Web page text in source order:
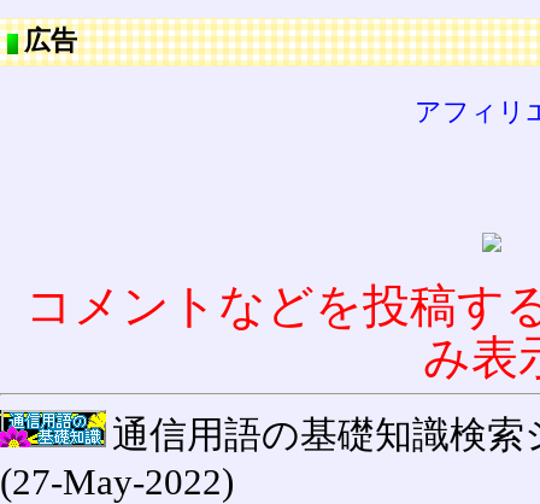
広告
アフィリ
コメントなどを投稿す
み表
通信用語の基礎知識検索
(27-May-2022)